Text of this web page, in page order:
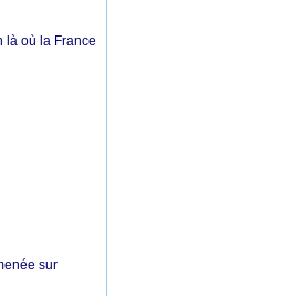
là où la France
sur